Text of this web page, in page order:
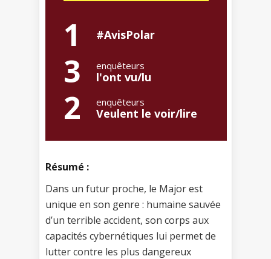
1 #AvisPolar
3 enquêteurs
l'ont vu/lu
2 enquêteurs
Veulent le voir/lire
Résumé :
Dans un futur proche, le Major est
unique en son genre : humaine sauvée
d’un terrible accident, son corps aux
capacités cybernétiques lui permet de
lutter contre les plus dangereux